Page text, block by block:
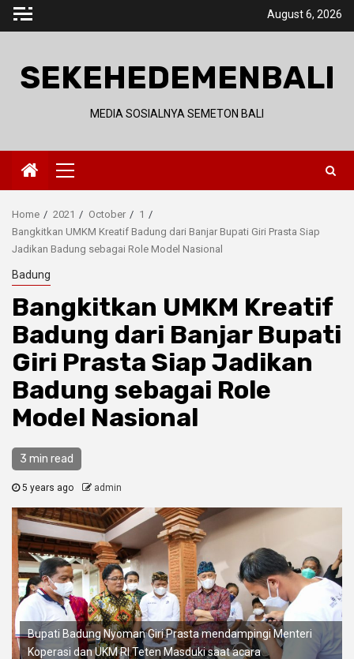
Skip
August 6, 2026
SEKEHEDEMENBALI
MEDIA SOSIALNYA SEMETON BALI
Primary
Menu
Home 2021 October
1
Bangkitkan UMKM Kreatif Badung dari Banjar Bupati Giri Prasta Siap
Jadikan Badung sebagai Role Model Nasional
Badung
Bangkitkan UMKM Kreatif
Badung dari Banjar Bupati
Giri Prasta Siap Jadikan
Badung sebagai Role
Model Nasional
3 min read
5 years ago admin
Bupati Badung Nyoman Giri Prasta mendampingi Menteri
Koperasi dan UKM RI Teten Masduki saat acara